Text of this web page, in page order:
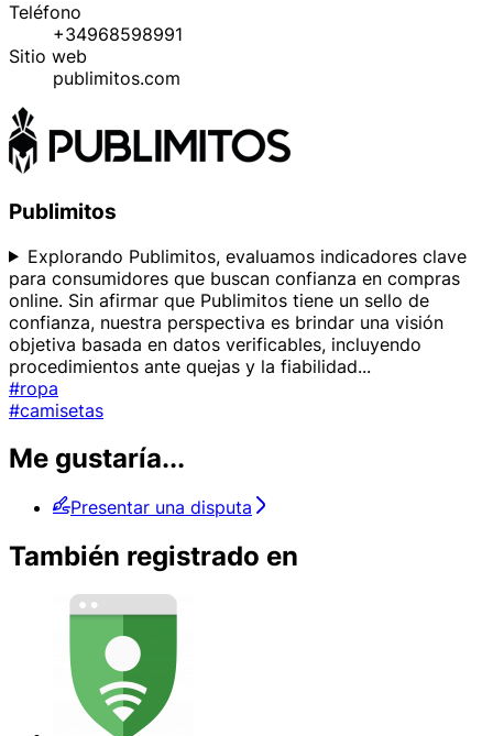
Teléfono
+34968598991
Sitio web
publimitos.com
Publimitos
Explorando Publimitos, evaluamos indicadores clave
para consumidores que buscan confianza en compras
online. Sin afirmar que Publimitos tiene un sello de
confianza, nuestra perspectiva es brindar una visión
objetiva basada en datos verificables, incluyendo
procedimientos ante quejas y la fiabilidad...
#ropa
#camisetas
Me gustaría...
Presentar una disputa
También registrado en